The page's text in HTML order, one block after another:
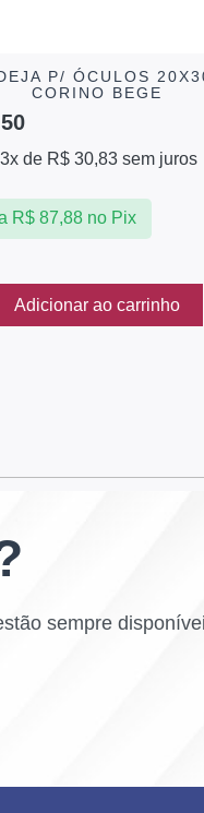
P/ ÓCULOS
CORINO BEGE
de R$30,83sem juros
R$ 87,88 no Pix
Adicionar ao carrinho
sempre